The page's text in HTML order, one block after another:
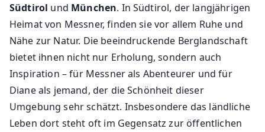
Südtirol und München. In Südtirol, der langjährigen
Heimat von Messner, finden sie vor allem Ruhe und
Nähe zur Natur. Die beeindruckende Berglandschaft
bietet ihnen nicht nur Erholung, sondern auch
Inspiration – für Messner als Abenteurer und für
Diane als jemand, der die Schönheit dieser
Umgebung sehr schätzt. Insbesondere das ländliche
Leben dort steht oft im Gegensatz zur öffentlichen